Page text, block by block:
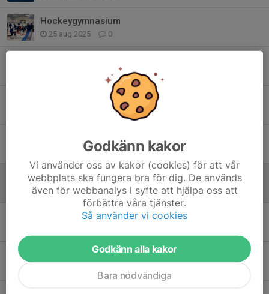
Hockeygymnasium
25 aug 2025 0
0
Uppstartsläger J20
0
Spelarmöte 2/5
23 apr 2025 0
Planering J20
J20 kvalserie
Godkänn kakor
Vi använder oss av kakor (cookies) för att vår
webbplats ska fungera bra för dig. De används
även för webbanalys i syfte att hjälpa oss att
förbättra våra tjänster.
Så använder vi cookies
Godkänn alla kakor
Bara nödvändiga